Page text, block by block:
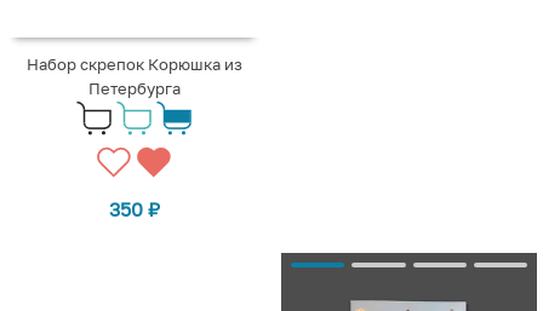
Набор скрепок Корюшка из
Петербурга
350 ₽